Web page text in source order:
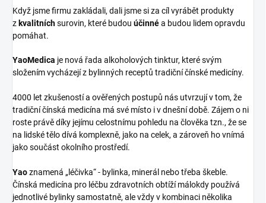
Když jsme firmu zakládali, dali jsme si za cíl vyrábět produkty
z kvalitníchsurovin, které budou účinnéa budou lidem opravdu
pomáhat.
YaoMedica je nová řada alkoholových tinktur, které svým
složením vycházejí z bylinných receptů tradiční čínské medicíny.
4000 let zkušeností a ověřených postupů nás utvrzují v tom, že
tradiční čínská medicína má své místo i v dnešní době. Zájem o ni
roste právě díky jejímu celostnímu pohledu na člověka tzn., že se
na lidské tělo dívá komplexně, jako na celek, a zároveň ho vnímá
jako součást okolního prostředí.
Yaoznamená „léčivka“ - bylinka, minerál nebo třeba škeble.
Čínská medicína pro léčbu zdravotních obtíží málokdy používá
jednotlivé bylinky samostatně, ale vždy v kombinaci několika